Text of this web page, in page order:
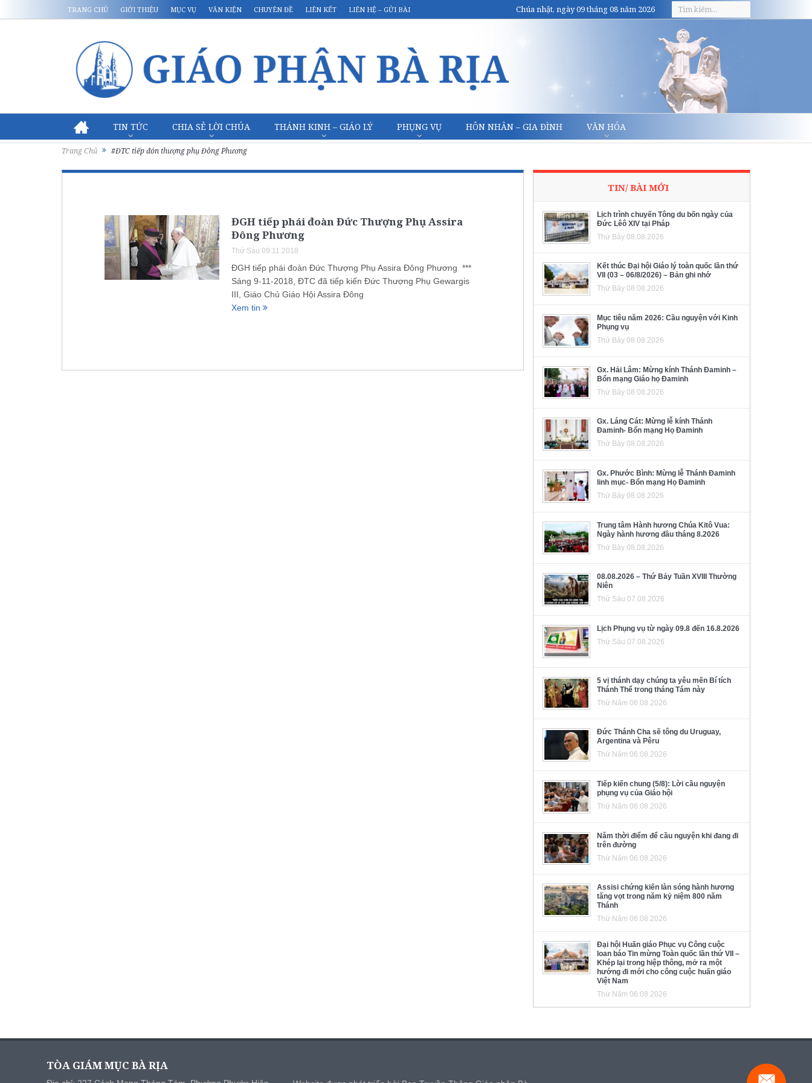
TRANG CHỦ GIỚI THIỆU MỤC VỤ VĂN KIỆN CHUYÊN ĐỀ LIÊN KẾT LIÊN HỆ – GỬI BÀI Chúa nhật, ngày 09 tháng 08 năm 2026
TIN TỨC CHIA SẺ LỜI CHÚA THÁNH KINH – GIÁO LÝ PHỤNG VỤ HÔN NHÂN – GIA ĐÌNH VĂN HÓA
Trang Chủ #ĐTC tiếp đón thượng phụ Đông Phương
ĐGH tiếp phái đoàn Đức Thượng Phụ Assira
Đông Phương
Thứ Sáu 09.11.2018
ĐGH tiếp phái đoàn Đức Thượng Phụ Assira Đông Phương ***
Sáng 9-11-2018, ĐTC đã tiếp kiến Đức Thượng Phụ Gewargis
III, Giáo Chủ Giáo Hội Assira Đông
Xem tin
TIN/ BÀI MỚI
Lịch trình chuyến Tông du bốn ngày của
Đức Lêô XIV tại Pháp
Thứ Bảy 08.08.2026
Kết thúc Đại hội Giáo lý toàn quốc lần thứ
VII (03 – 06/8/2026) – Bản ghi nhớ
Thứ Bảy 08.08.2026
Mục tiêu năm 2026: Cầu nguyện với Kinh
Phụng vụ
Thứ Bảy 08.08.2026
Gx. Hải Lâm: Mừng kính Thánh Đaminh –
Bổn mạng Giáo họ Đaminh
Thứ Bảy 08.08.2026
Gx. Láng Cát: Mừng lễ kính Thánh
Đaminh- Bổn mạng Họ Đaminh
Thứ Bảy 08.08.2026
Gx. Phước Bình: Mừng lễ Thánh Đaminh
linh mục- Bổn mạng Họ Đaminh
Thứ Bảy 08.08.2026
Trung tâm Hành hương Chúa Kitô Vua:
Ngày hành hương đầu tháng 8.2026
Thứ Bảy 08.08.2026
08.08.2026 – Thứ Bảy Tuần XVIII Thường
Niên
Thứ Sáu 07.08.2026
Lịch Phụng vụ từ ngày 09.8 đến 16.8.2026
Thứ Sáu 07.08.2026
5 vị thánh dạy chúng ta yêu mến Bí tích
Thánh Thể trong tháng Tám này
Thứ Năm 06.08.2026
Đức Thánh Cha sẽ tông du Uruguay,
Argentina và Pêru
Thứ Năm 06.08.2026
Tiếp kiến chung (5/8): Lời cầu nguyện
phụng vụ của Giáo hội
Thứ Năm 06.08.2026
Năm thời điểm để cầu nguyện khi đang đi
trên đường
Thứ Năm 06.08.2026
Assisi chứng kiến làn sóng hành hương
tăng vọt trong năm kỷ niệm 800 năm
Thánh
Thứ Năm 06.08.2026
Đại hội Huấn giáo Phục vụ Công cuộc
loan báo Tin mừng Toàn quốc lần thứ VII –
Khép lại trong hiệp thông, mở ra một
hướng đi mới cho công cuộc huấn giáo
Việt Nam
Thứ Năm 06.08.2026
TÒA GIÁM MỤC BÀ RỊA